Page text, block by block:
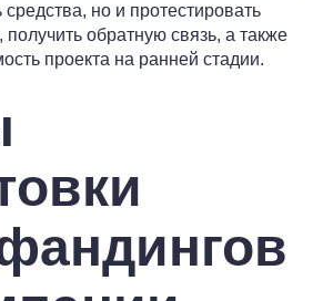
средства, но и протестировать
получить обратную связь, а также
проекта на ранней стадии.